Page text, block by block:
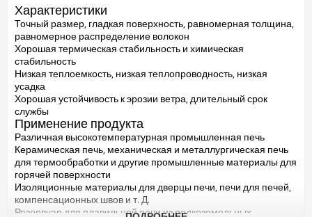
Характеристики
Точный размер, гладкая поверхность, равномерная толщина,
равномерное распределение волокон
Хорошая термическая стабильность и химическая
стабильность
Низкая теплоемкость, низкая теплопроводность, низкая
усадка
Хорошая устойчивость к эрозии ветра, длительный срок
службы
Применение продукта
Различная высокотемпературная промышленная печь
Керамическая печь, механическая и металлургическая печь
для термообработки и другие промышленные материалы для
горячей поверхности
Изоляционные материалы для дверцы печи, печи для печей,
компенсационных швов и т. Д.
Резервуар для плавильной печи из редкоземельных